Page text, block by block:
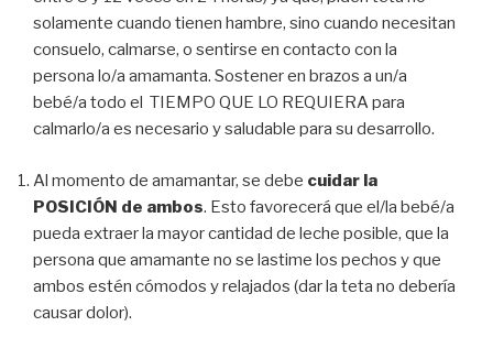
solamente cuando tienen hambre, sino cuando necesitan
consuelo, calmarse, o sentirse en contacto con la
persona lo/a amamanta. Sostener en brazos a un/a
bebé/a todo el TIEMPO QUE LO REQUIERA para
calmarlo/a es necesario y saludable para su desarrollo.
Al momento de amamantar, se debe cuidar la
POSICIÓN de ambos. Esto favorecerá que el/la bebé/a
pueda extraer la mayor cantidad de leche posible, que la
persona que amamante no se lastime los pechos y que
ambos estén cómodos y relajados (dar la teta no debería
causar dolor).